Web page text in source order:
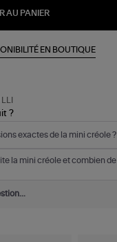
AU PANIER
EN BOUTIQUE
?
exactes de la mini créole ?
la mini créole et combien